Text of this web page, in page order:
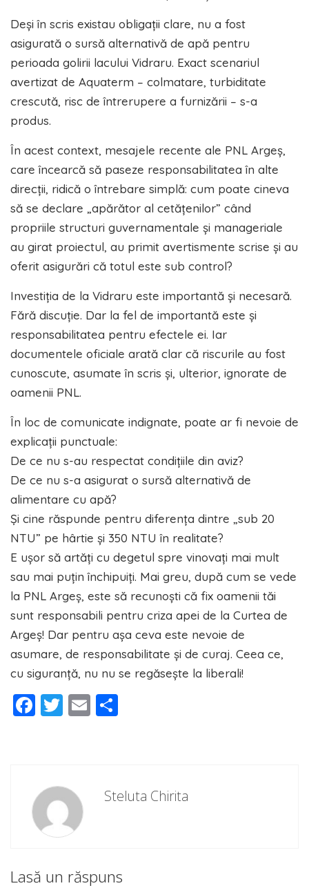
Deși în scris existau obligații clare, nu a fost
asigurată o sursă alternativă de apă pentru
perioada golirii lacului Vidraru. Exact scenariul
avertizat de Aquaterm – colmatare, turbiditate
crescută, risc de întrerupere a furnizării – s-a
produs.
În acest context, mesajele recente ale PNL Argeș,
care încearcă să paseze responsabilitatea în alte
direcții, ridică o întrebare simplă: cum poate cineva
să se declare „apărător al cetățenilor” când
propriile structuri guvernamentale și manageriale
au girat proiectul, au primit avertismente scrise și au
oferit asigurări că totul este sub control?
Investiția de la Vidraru este importantă și necesară.
Fără discuție. Dar la fel de importantă este și
responsabilitatea pentru efectele ei. Iar
documentele oficiale arată clar că riscurile au fost
cunoscute, asumate în scris și, ulterior, ignorate de
oamenii PNL.
În loc de comunicate indignate, poate ar fi nevoie de
explicații punctuale:
De ce nu s-au respectat condițiile din aviz?
De ce nu s-a asigurat o sursă alternativă de
alimentare cu apă?
Și cine răspunde pentru diferența dintre „sub 20
NTU” pe hârtie și 350 NTU în realitate?
E ușor să artăți cu degetul spre vinovați mai mult
sau mai puțin închipuiți. Mai greu, după cum se vede
la PNL Argeș, este să recunoști că fix oamenii tăi
sunt responsabili pentru criza apei de la Curtea de
Argeș! Dar pentru așa ceva este nevoie de
asumare, de responsabilitate și de curaj. Ceea ce,
cu siguranță, nu nu se regăsește la liberali!
Facebook
Twitter
Email
Steluta Chirita
Lasă un răspuns